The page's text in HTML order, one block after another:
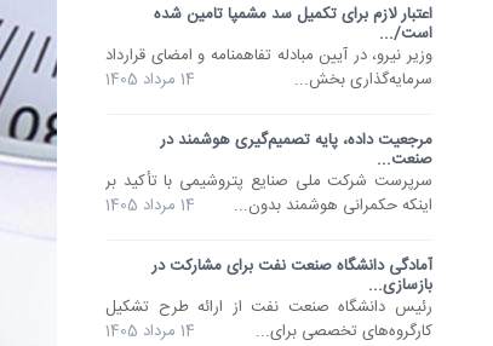
اعتبار لازم برای تکمیل سد مشمپا تامین شده
است/...
وزیر نیرو، در آیین مبادله تفاهمنامه و امضای قرارداد
سرمایه‌گذاری بخش...
14 مرداد 1405
مرجعیت داده، پایه تصمیم‌گیری‌ هوشمند در
صنعت...
سرپرست شرکت ملی صنایع پتروشیمی با تأکید بر
اینکه حکمرانی هوشمند بدون...
14 مرداد 1405
آمادگی دانشگاه صنعت نفت برای مشارکت در
بازسازی...
رئیس دانشگاه صنعت نفت از ارائه طرح تشکیل
کارگروه‌های تخصصی برای...
14 مرداد 1405